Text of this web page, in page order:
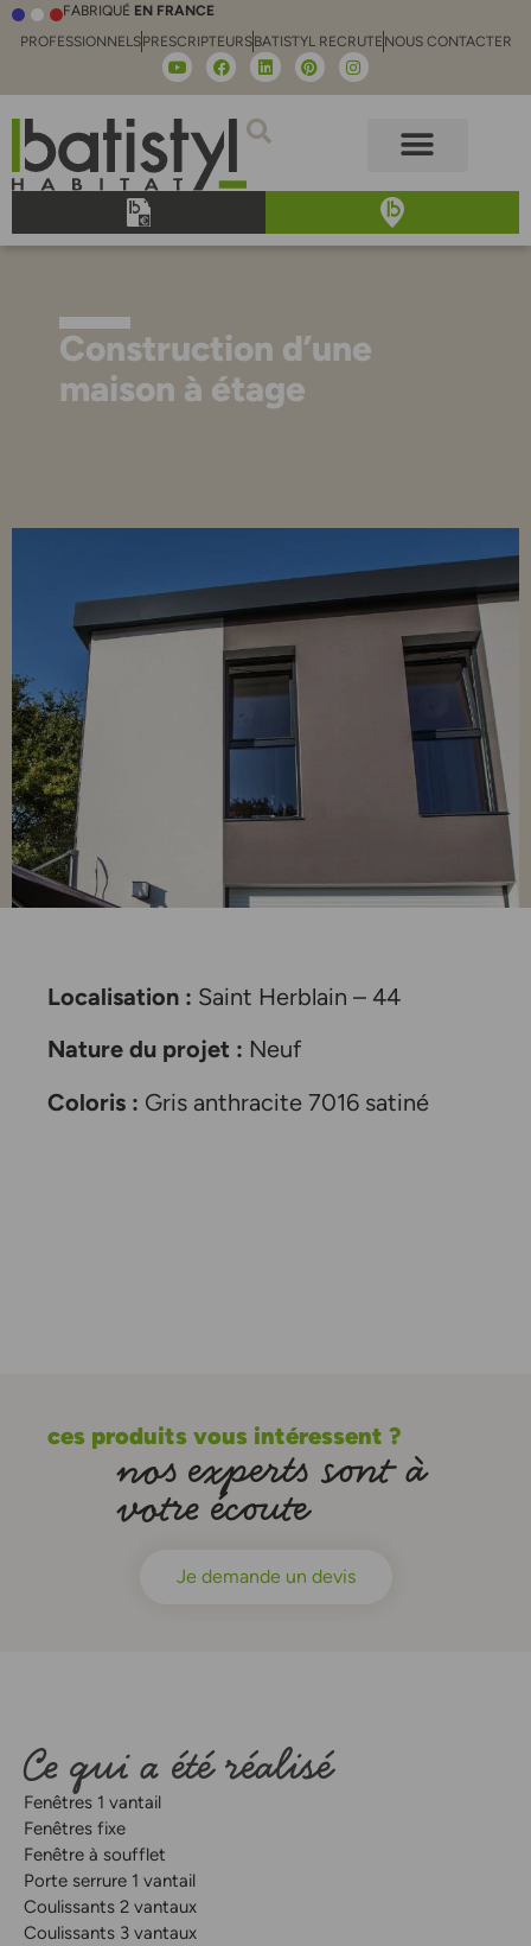
FABRIQUÉ EN FRANCE
PROFESSIONNELSPRESCRIPTEURSBATISTYL RECRUTE NOUS CONTACTER
Construction d’une
maison à étage
Localisation : Saint Herblain – 44
Nature du projet : Neuf
Coloris : Gris anthracite 7016 satiné
ces produits vous intéressent ?
nos experts sont à
votre écoute
Je demande un devis
Ce qui a été réalisé
Fenêtres 1 vantail
Fenêtres fixe
Fenêtre à soufflet
Porte serrure 1 vantail
Coulissants 2 vantaux
Coulissants 3 vantaux